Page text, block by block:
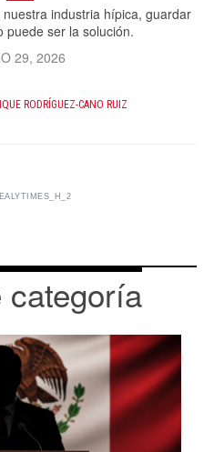
industria hípica, guardar
puede ser la solución.
29, 2026
RODRÍGUEZ-CANO RUIZ
categoría